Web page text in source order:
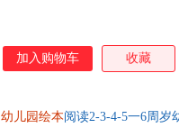
加入购物车 收藏
幼儿园绘本阅读2-3-4-5一6周岁